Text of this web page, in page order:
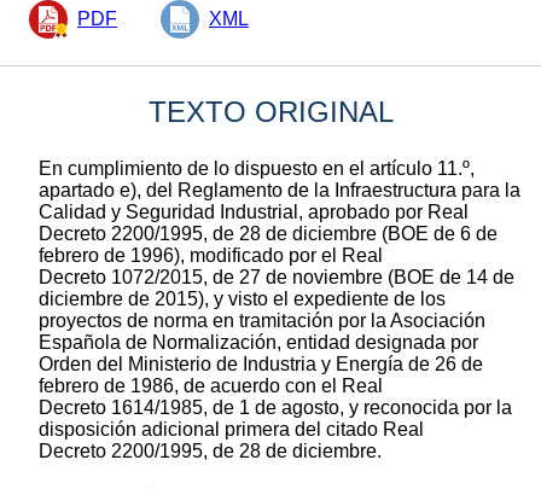
PDF XML
TEXTO ORIGINAL
En cumplimiento de lo dispuesto en el artículo 11.º,
apartado e), del Reglamento de la Infraestructura para la
Calidad y Seguridad Industrial, aprobado por Real
Decreto 2200/1995, de 28 de diciembre (BOE de 6 de
febrero de 1996), modificado por el Real
Decreto 1072/2015, de 27 de noviembre (BOE de 14 de
diciembre de 2015), y visto el expediente de los
proyectos de norma en tramitación por la Asociación
Española de Normalización, entidad designada por
Orden del Ministerio de Industria y Energía de 26 de
febrero de 1986, de acuerdo con el Real
Decreto 1614/1985, de 1 de agosto, y reconocida por la
disposición adicional primera del citado Real
Decreto 2200/1995, de 28 de diciembre.